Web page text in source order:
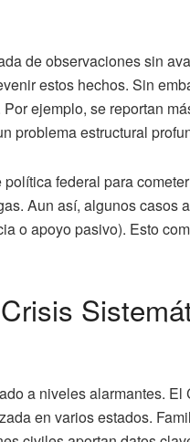
de observaciones sin
estos hechos. Sin
ejemplo, se reportan
problema estructural
federal para
Aun así, algunos casos
o apoyo pasivo). Esto
a niveles alarmantes. El
en varios estados.